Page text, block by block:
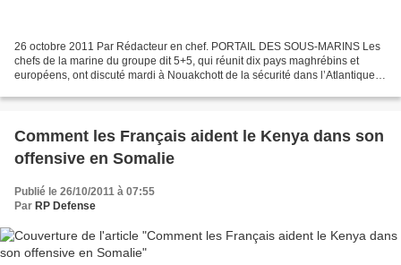
26 octobre 2011 Par Rédacteur en chef. PORTAIL DES SOUS-MARINS Les
chefs de la marine du groupe dit 5+5, qui réunit dix pays maghrébins et
européens, ont discuté mardi à Nouakchott de la sécurité dans l’Atlantique et
Comment les Français aident le Kenya dans son
offensive en Somalie
Publié le 26/10/2011 à 07:55
Par RP Defense